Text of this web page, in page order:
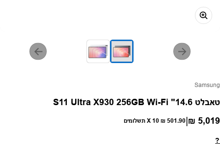
ספק:
Samsung
טאבלט 14.6" S11 Ultra X930 256GB Wi-Fi
מחיר רגיל
5,019 ₪
|
501.90 ₪ X 10 תשלומים
?